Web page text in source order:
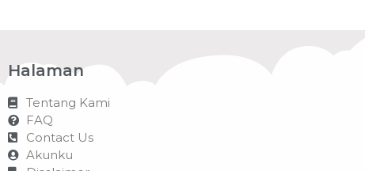
Halaman
Tentang Kami
FAQ
Contact Us
Akunku